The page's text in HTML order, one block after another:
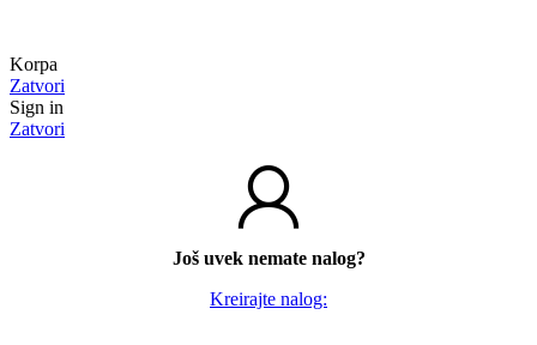
Korpa
Zatvori
Sign in
Zatvori
Još uvek nemate nalog?
Kreirajte nalog: